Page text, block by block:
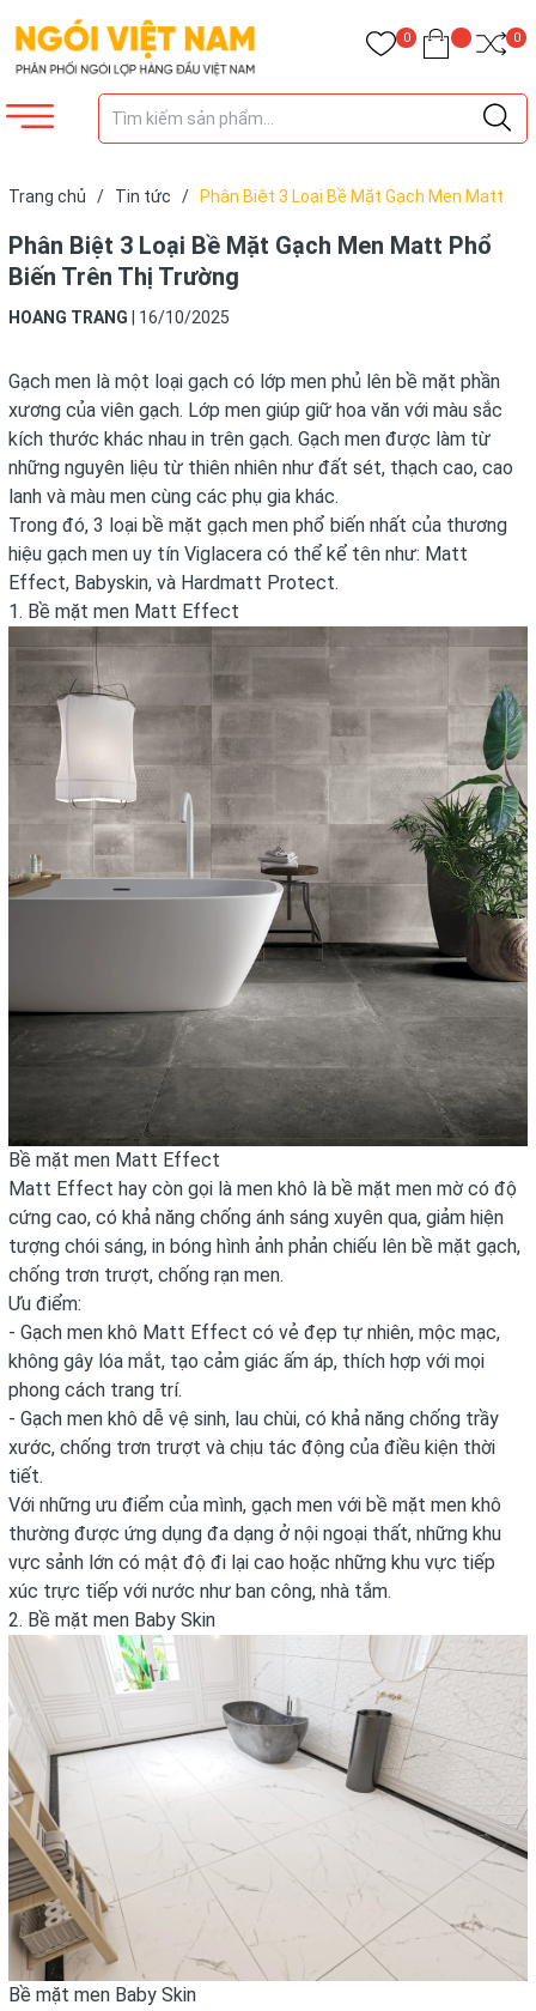
0 0
Trang chủ / Tin tức /
Phân Biệt 3 Loại Bề Mặt Gạch Men Matt
Phân Biệt 3 Loại Bề Mặt Gạch Men Matt Phổ
Biến Trên Thị Trường
HOANG TRANG 16/10/2025
Gạch men là một loại gạch có lớp men phủ lên bề mặt phần
xương của viên gạch. Lớp men giúp giữ hoa văn với màu sắc
kích thước khác nhau in trên gạch. Gạch men được làm từ
những nguyên liệu từ thiên nhiên như đất sét, thạch cao, cao
lanh và màu men cùng các phụ gia khác.
Trong đó, 3 loại bề mặt gạch men phổ biến nhất của thương
hiệu gạch men uy tín Viglacera có thể kể tên như: Matt
Effect, Babyskin, và Hardmatt Protect.
1. Bề mặt men Matt Effect
Bề mặt men Matt Effect
Matt Effect hay còn gọi là men khô là bề mặt men mờ có độ
cứng cao, có khả năng chống ánh sáng xuyên qua, giảm hiện
tượng chói sáng, in bóng hình ảnh phản chiếu lên bề mặt gạch,
chống trơn trượt, chống rạn men.
Ưu điểm:
- Gạch men khô Matt Effect có vẻ đẹp tự nhiên, mộc mạc,
không gây lóa mắt, tạo cảm giác ấm áp, thích hợp với mọi
phong cách trang trí.
- Gạch men khô dễ vệ sinh, lau chùi, có khả năng chống trầy
xước, chống trơn trượt và chịu tác động của điều kiện thời
tiết.
Với những ưu điểm của mình, gạch men với bề mặt men khô
thường được ứng dụng đa dạng ở nội ngoại thất, những khu
vực sảnh lớn có mật độ đi lại cao hoặc những khu vực tiếp
xúc trực tiếp với nước như ban công, nhà tắm.
2. Bề mặt men Baby Skin
Bề mặt men Baby Skin